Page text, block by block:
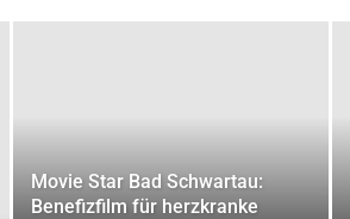
Movie Star Bad Schwartau:
Benefizfilm für herzkranke